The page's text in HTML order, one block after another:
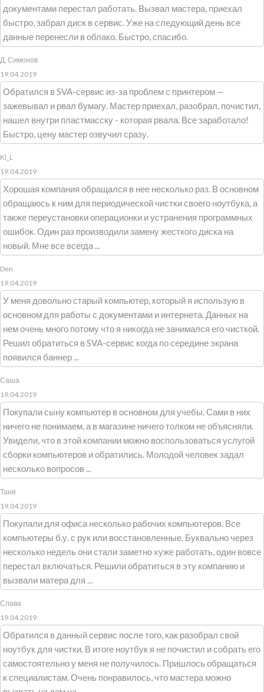
документами перестал работать. Вызвал мастера, приехал
быстро, забрал диск в сервис. Уже на следующий день все
данные перенесли в облако. Быстро, спасибо.
Д. Симонов
19.04.2019
Обратился в SVA-сервис из-за проблем с принтером —
зажевывал и рвал бумагу. Мастер приехал, разобрал, почистил,
нашел внутри пластмасску - которая рвала. Все заработало!
Быстро, цену мастер озвучил сразу.
Kl_L
19.04.2019
Хорошая компания обращался в нее несколько раз. В основном
обращаюсь к ним для периодической чистки своего ноутбука, а
также переустановки операционки и устранения программных
ошибок. Один раз производили замену жесткого диска на
новый. Мне все всегда ...
Den
19.04.2019
У меня довольно старый компьютер, который я использую в
основном для работы с документами и интернета. Данных на
нем очень много потому что я никогда не занимался его чисткой.
Решил обратиться в SVA-сервис когда по середине экрана
появился баннер ...
Саша
19.04.2019
Покупали сыну компьютер в основном для учебы. Сами в них
ничего не понимаем, а в магазине ничего толком не объясняли.
Увидели, что в этой компании можно воспользоваться услугой
сборки компьютеров и обратились. Молодой человек задал
несколько вопросов ...
Таня
19.04.2019
Покупали для офиса несколько рабочих компьютеров. Все
компьютеры б.у. с рук или восстановленные. Буквально через
несколько недель они стали заметно хуже работать, один вовсе
перестал включаться. Решили обратиться в эту компанию и
вызвали матера для ...
Слава
19.04.2019
Обратился в данный сервис после того, как разобрал свой
ноутбук для чистки. В итоге ноутбук я не почистил и собрать его
самостоятельно у меня не получилось. Пришлось обращаться
к специалистам. Очень понравилось, что мастера можно